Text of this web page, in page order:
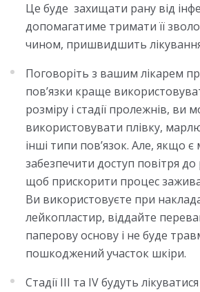
Це буде захищати рану від
допомагатиме тримати її
чином, пришвидшить
Поговоріть з вашим лікарем
пов’язки краще
розміру і стадії пролежнів, ви
використовувати плівку,
інші типи пов’язок. Але, якщо є
забезпечити доступ повітря
щоб прискорити процес
Ви використовуєте при
лейкопластир, віддайте
паперову основу і не буде
пошкоджений участок шкіри.
Стадії III та IV будуть